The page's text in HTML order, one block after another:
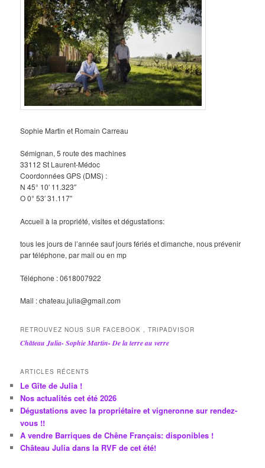
Sophie Martin et Romain Carreau
Sémignan, 5 route des machines
33112 St Laurent-Médoc
Coordonnées GPS (DMS) :
N 45° 10′ 11.323″
O 0° 53′ 31.117″
Accueil à la propriété, visites et dégustations:
tous les jours de l’année sauf jours fériés et dimanche, nous prévenir
par téléphone, par mail ou en mp
Téléphone : 0618007922
Mail : chateau.julia@gmail.com
RETROUVEZ NOUS SUR FACEBOOK , TRIPADVISOR
Château Julia- Sophie Martin- De la terre au verre
ARTICLES RÉCENTS
Le Gîte de Julia !
Nos actualités cet été 2026
Dégustations avec la propriétaire et vigneronne sur rendez-
vous !!
A vendre Barriques de Chêne Français: disponibles !
Château Julia dans la RVF de cet été!